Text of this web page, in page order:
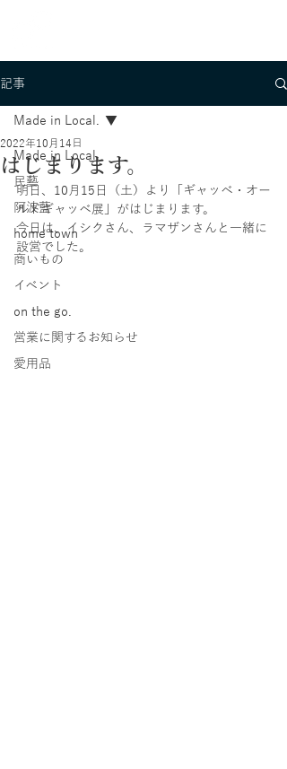
記事
Made in Local.
民藝
阿波藍
home town
商いもの
イベント
on the go.
営業に関するお知らせ
愛用品
Made in Local.
はじまります。
2022年10月14日
明日、10月15日（土）より「ギャッベ・オー
ルドギャッベ展」がはじまります。
今日は、イシクさん、ラマザンさんと一緒に
設営でした。